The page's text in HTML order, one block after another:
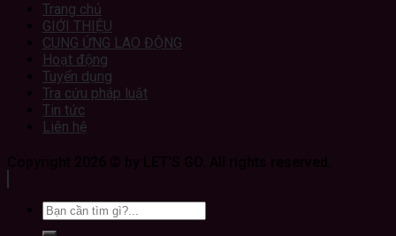
Trang chủ
GIỚI THIỆU
CUNG ỨNG LAO ĐỘNG
Hoạt động
Tuyển dụng
Tra cứu pháp luật
Tin tức
Liên hệ